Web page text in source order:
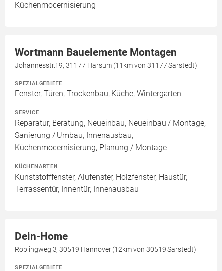
Küchenmodernisierung
Wortmann Bauelemente Montagen
Johannesstr.19, 31177 Harsum (11km von 31177 Sarstedt)
SPEZIALGEBIETE
Fenster, Türen, Trockenbau, Küche, Wintergarten
SERVICE
Reparatur, Beratung, Neueinbau, Neueinbau / Montage,
Sanierung / Umbau, Innenausbau,
Küchenmodernisierung, Planung / Montage
KÜCHENARTEN
Kunststofffenster, Alufenster, Holzfenster, Haustür,
Terrassentür, Innentür, Innenausbau
Dein-Home
Röblingweg 3, 30519 Hannover (12km von 30519 Sarstedt)
SPEZIALGEBIETE